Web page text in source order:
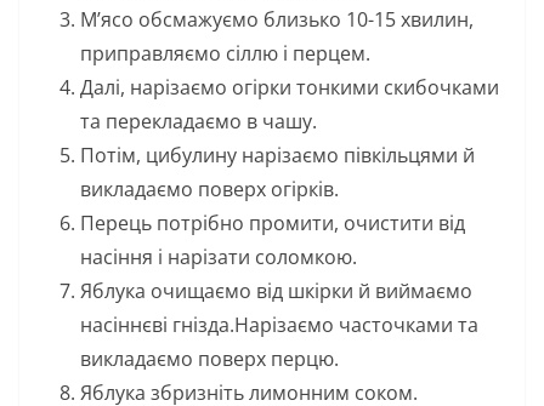
М’ясо обсмажуємо близько 10-15 хвилин,
приправляємо сіллю і перцем.
Далі, нарізаємо огірки тонкими скибочками
та перекладаємо в чашу.
Потім, цибулину нарізаємо півкільцями й
викладаємо поверх огірків.
Перець потрібно промити, очистити від
насіння і нарізати соломкою.
Яблука очищаємо від шкірки й виймаємо
насіннєві гнізда.Нарізаємо часточками та
викладаємо поверх перцю.
Яблука збризніть лимонним соком.